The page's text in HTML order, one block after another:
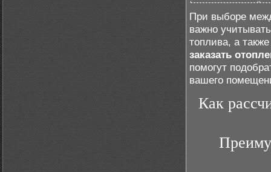
При выборе
важно
топлива, а
заказать
помогут
вашего
Как